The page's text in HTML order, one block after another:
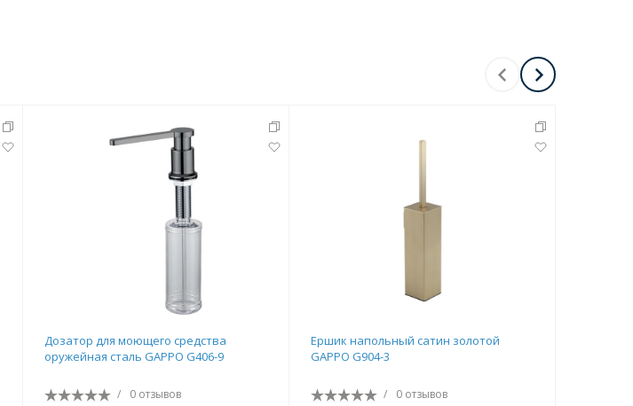
Дозатор для моющего средства
оружейная сталь GAPPO G406-9
/ 0 отзывов
Ершик напольный сатин золотой
GAPPO G904-3
/ 0 отзывов